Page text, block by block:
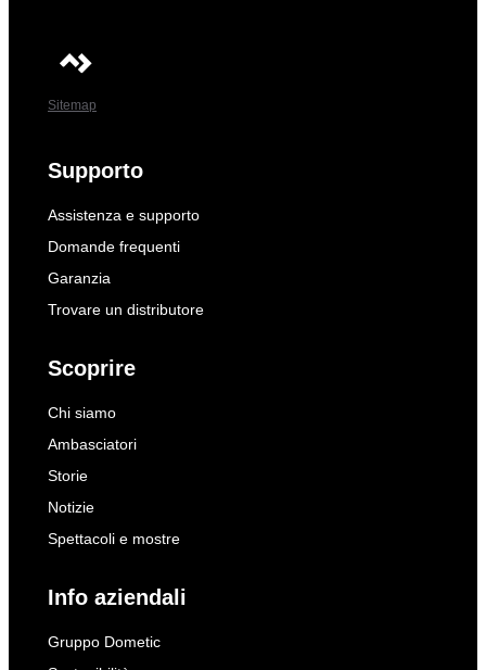
Sitemap
Supporto
Assistenza e supporto
Domande frequenti
Garanzia
Trovare un distributore
Scoprire
Chi siamo
Ambasciatori
Storie
Notizie
Spettacoli e mostre
Info aziendali
Gruppo Dometic